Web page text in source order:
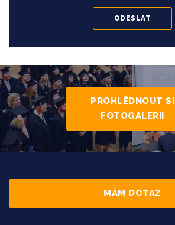
PROHLÉDNOUT SI
FOTOGALERII
MÁM DOTAZ